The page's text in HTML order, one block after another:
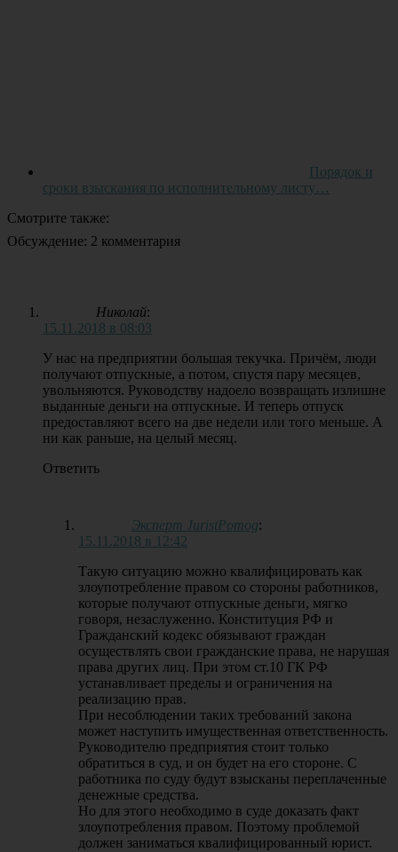
Порядок и
сроки взыскания по исполнительному листу…
Смотрите также:
Обсуждение: 2 комментария
Николай:
15.11.2018 в 08:03
У нас на предприятии большая текучка. Причём, люди
получают отпускные, а потом, спустя пару месяцев,
увольняются. Руководству надоело возвращать излишне
выданные деньги на отпускные. И теперь отпуск
предоставляют всего на две недели или того меньше. А
ни как раньше, на целый месяц.
Ответить
Эксперт JuristPomog:
15.11.2018 в 12:42
Такую ситуацию можно квалифицировать как
злоупотребление правом со стороны работников,
которые получают отпускные деньги, мягко
говоря, незаслуженно. Конституция РФ и
Гражданский кодекс обязывают граждан
осуществлять свои гражданские права, не нарушая
права других лиц. При этом ст.10 ГК РФ
устанавливает пределы и ограничения на
реализацию прав.
При несоблюдении таких требований закона
может наступить имущественная ответственность.
Руководителю предприятия стоит только
обратиться в суд, и он будет на его стороне. С
работника по суду будут взысканы переплаченные
денежные средства.
Но для этого необходимо в суде доказать факт
злоупотребления правом. Поэтому проблемой
должен заниматься квалифицированный юрист.